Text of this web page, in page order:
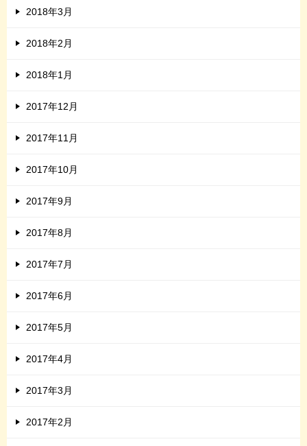
2018年3月
2018年2月
2018年1月
2017年12月
2017年11月
2017年10月
2017年9月
2017年8月
2017年7月
2017年6月
2017年5月
2017年4月
2017年3月
2017年2月